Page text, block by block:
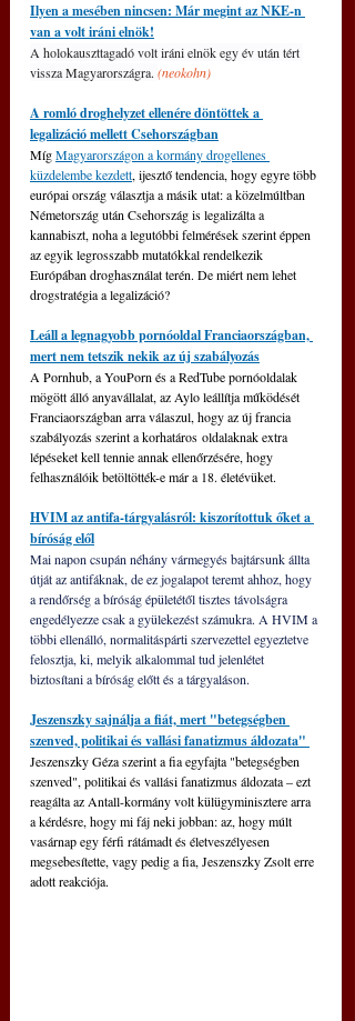
Ilyen a mesében nincsen: Már megint az NKE-n
van a volt iráni elnök!
A holokauszttagadó volt iráni elnök egy év után tért
vissza Magyarországra. (neokohn)
A romló droghelyzet ellenére döntöttek a
legalizáció mellett Csehországban
Míg Magyarországon a kormány drogellenes
küzdelembe kezdett, ijesztő tendencia, hogy egyre több
európai ország választja a másik utat: a közelmúltban
Németország után Csehország is legalizálta a
kannabiszt, noha a legutóbbi felmérések szerint éppen
az egyik legrosszabb mutatókkal rendelkezik
Európában droghasználat terén. De miért nem lehet
drogstratégia a legalizáció?
Leáll a legnagyobb pornóoldal Franciaországban,
mert nem tetszik nekik az új szabályozás
A Pornhub, a YouPorn és a RedTube pornóoldalak
mögött álló anyavállalat, az Aylo leállítja működését
Franciaországban arra válaszul, hogy az új francia
szabályozás szerint a korhatáros oldalaknak extra
lépéseket kell tennie annak ellenőrzésére, hogy
felhasználóik betöltötték-e már a 18. életévüket.
HVIM az antifa-tárgyalásról: kiszorítottuk őket a
bíróság elől
Mai napon csupán néhány vármegyés bajtársunk állta
útját az antifáknak, de ez jogalapot teremt ahhoz, hogy
a rendőrség a bíróság épületétől tisztes távolságra
engedélyezze csak a gyülekezést számukra. A HVIM a
többi ellenálló, normalitáspárti szervezettel egyeztetve
felosztja, ki, melyik alkalommal tud jelenlétet
biztosítani a bíróság előtt és a tárgyaláson.
Jeszenszky sajnálja a fiát, mert "betegségben
szenved, politikai és vallási fanatizmus áldozata"
Jeszenszky Géza szerint a fia egyfajta "betegségben
szenved", politikai és vallási fanatizmus áldozata – ezt
reagálta az Antall-kormány volt külügyminisztere arra
a kérdésre, hogy mi fáj neki jobban: az, hogy múlt
vasárnap egy férfi rátámadt és életveszélyesen
megsebesítette, vagy pedig a fia, Jeszenszky Zsolt erre
adott reakciója.